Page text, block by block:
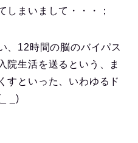
しまいまして・・・；
、12時間の脳のバイパス
院生活を送るという、ま
すといった、いわゆるド
_)